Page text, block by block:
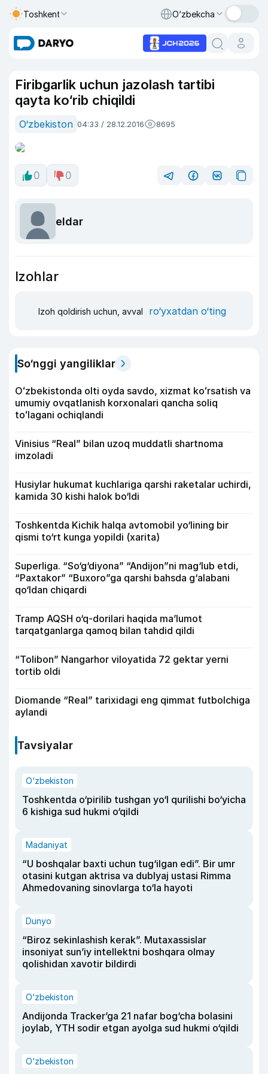
Toshkent O‘zbekcha
Firibgarlik uchun jazolash tartibi
qayta ko‘rib chiqildi
O‘zbekiston 04:33 / 28.12.2016 8695
0 0
eldar
Izohlar
Izoh qoldirish uchun, avval ro‘yxatdan o‘ting
So‘nggi yangiliklar
Oʻzbekistonda olti oyda savdo, xizmat koʻrsatish va
umumiy ovqatlanish korxonalari qancha soliq
toʻlagani ochiqlandi
Vinisius “Real” bilan uzoq muddatli shartnoma
imzoladi
Husiylar hukumat kuchlariga qarshi raketalar uchirdi,
kamida 30 kishi halok bo‘ldi
Toshkentda Kichik halqa avtomobil yo‘lining bir
qismi to‘rt kunga yopildi (xarita)
Superliga. “So‘g‘diyona” “Andijon”ni mag‘lub etdi,
“Paxtakor” “Buxoro”ga qarshi bahsda g‘alabani
qo‘ldan chiqardi
Tramp AQSH o‘q-dorilari haqida ma’lumot
tarqatganlarga qamoq bilan tahdid qildi
“Tolibon” Nangarhor viloyatida 72 gektar yerni
tortib oldi
Diomande “Real” tarixidagi eng qimmat futbolchiga
aylandi
Tavsiyalar
O‘zbekiston
Toshkentda o‘pirilib tushgan yo‘l qurilishi bo‘yicha
6 kishiga sud hukmi o‘qildi
Madaniyat
“U boshqalar baxti uchun tug‘ilgan edi”. Bir umr
otasini kutgan aktrisa va dublyaj ustasi Rimma
Ahmedovaning sinovlarga to‘la hayoti
Dunyo
“Biroz sekinlashish kerak”. Mutaxassislar
insoniyat sun’iy intellektni boshqara olmay
qolishidan xavotir bildirdi
O‘zbekiston
Andijonda Tracker’ga 21 nafar bog‘cha bolasini
joylab, YTH sodir etgan ayolga sud hukmi o‘qildi
O‘zbekiston